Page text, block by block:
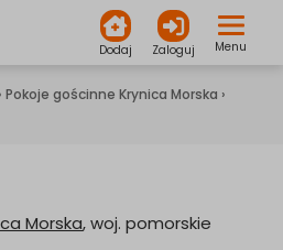
Dodaj Zaloguj Menu
› Pokoje gościnne Krynica Morska ›
Morska, woj. pomorskie